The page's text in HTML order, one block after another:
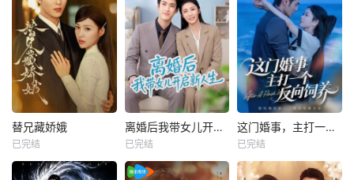
替兄藏娇娥
已完结
离婚后我带女儿开启新人生
已完结
这门婚事，主打一个反向饲养
已完结